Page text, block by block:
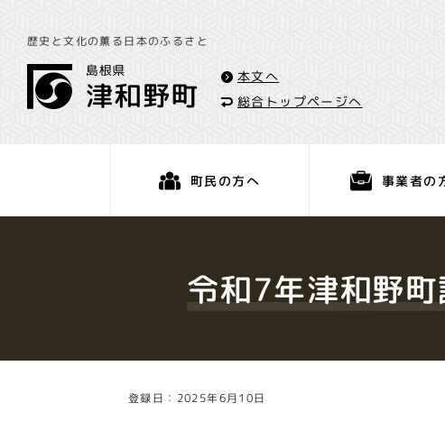
歴史と文化の薫る日本のふるさと
本文へ
総合トップページへ
町民の方へ 事業者の
令和7年津和野
登録日：2025年6月10日